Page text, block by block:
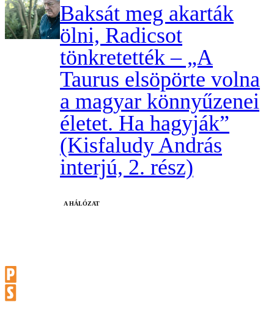
Baksát meg akarták
ölni, Radicsot
tönkretették – „A
Taurus elsöpörte volna
a magyar könnyűzenei
életet. Ha hagyják”
(Kisfaludy András
interjú, 2. rész)
A HÁLÓZAT